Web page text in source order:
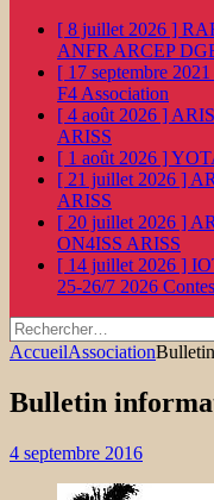
[ 8 juillet 2026 ]
ANFR ARCEP
[ 17 septembre
F4 Association
[ 4 août 2026 ]
ARISS
[ 1 août 2026 ]
[ 21 juillet 2026 ]
ARISS
[ 20 juillet 2026 ]
ON4ISS ARISS
[ 14 juillet 2026 ]
25-26/7 2026
Rechercher :
AccueilAssociation
Bulletin
4 septembre 2016